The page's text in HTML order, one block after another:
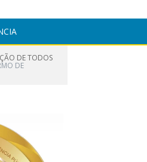
DE TODOS
DE